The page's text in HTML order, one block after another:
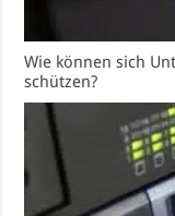
Wie können sich
schützen?